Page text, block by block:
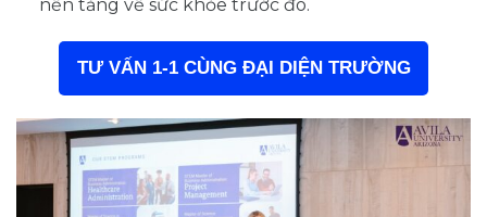
nền tảng về sức khỏe trước đó.
TƯ VẤN 1-1 CÙNG ĐẠI DIỆN TRƯỜNG